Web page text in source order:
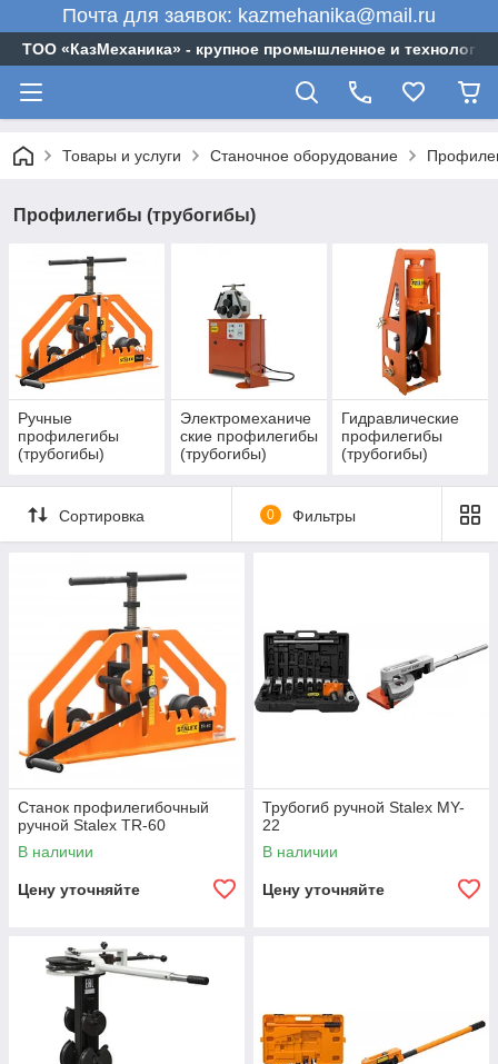
Почта для заявок: kazmehanika@mail.ru
ТОО «‎КазМеханика» - крупное промышленное и
Товары и услуги Станочное оборудование
Профилегибы (трубогибы)
Ручные
профилегибы
(трубогибы)
Электромеханиче
ские профилегибы
(трубогибы)
Гидравлические
профилегибы
(трубогибы)
Сортировка 0 Фильтры
Станок профилегибочный
ручной Stalex TR-60
В наличии
Цену уточняйте
Трубогиб ручной Stalex MY-
22
В наличии
Цену уточняйте